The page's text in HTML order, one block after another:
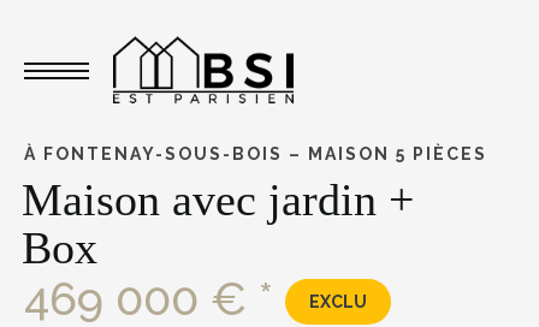
À FONTENAY-SOUS-BOIS – MAISON 5 PIÈCES
Maison avec jardin +
Box
469 000 € * EXCLU
Toggle navigation